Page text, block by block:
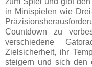
in Minispielen wie
Countdown zu
verschiedene
Zielsicherheit, ihr
steigern und sich den